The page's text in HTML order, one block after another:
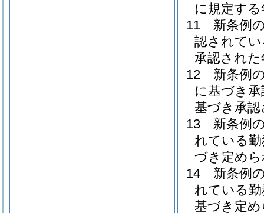
に規定す
11
新条例
認されて
承認され
12
新条例
に基づき
基づき承
13
新条例
れている勤
づき定め
14
新条例
れている勤
基づき定